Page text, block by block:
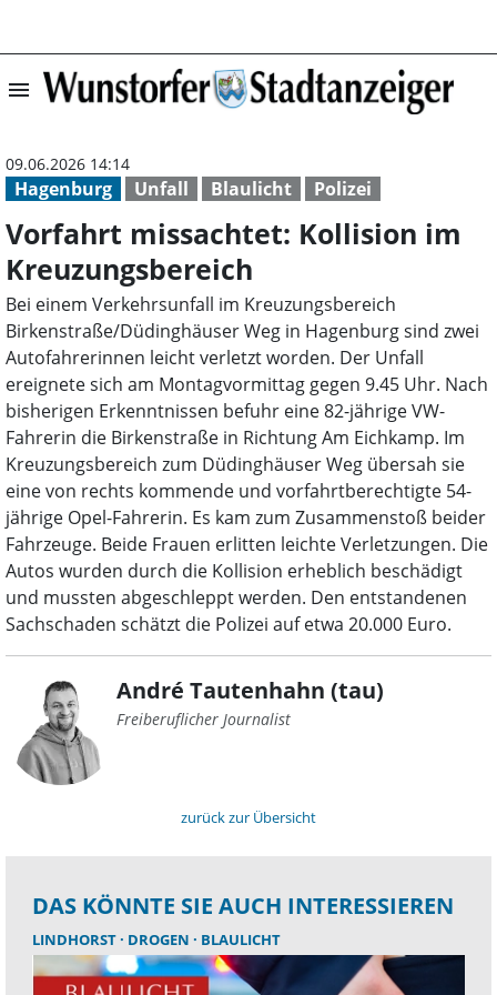
menu Vorfahrt
Hagenburg Unfall Blaulicht Polizei
09.06.2026 14:14
Vorfahrt missachtet: Kollision im
Kreuzungsbereich
Bei einem Verkehrsunfall im Kreuzungsbereich
Birkenstraße/Düdinghäuser Weg in Hagenburg sind zwei
Autofahrerinnen leicht verletzt worden. Der Unfall
ereignete sich am Montagvormittag gegen 9.45 Uhr. Nach
bisherigen Erkenntnissen befuhr eine 82-jährige VW-
Fahrerin die Birkenstraße in Richtung Am Eichkamp. Im
Kreuzungsbereich zum Düdinghäuser Weg übersah sie
eine von rechts kommende und vorfahrtberechtigte 54-
jährige Opel-Fahrerin. Es kam zum Zusammenstoß beider
Fahrzeuge. Beide Frauen erlitten leichte Verletzungen. Die
Autos wurden durch die Kollision erheblich beschädigt
und mussten abgeschleppt werden. Den entstandenen
Sachschaden schätzt die Polizei auf etwa 20.000 Euro.
André Tautenhahn (tau)
Freiberuflicher Journalist
zurück zur Übersicht
DAS KÖNNTE SIE AUCH INTERESSIEREN
LINDHORST DROGEN BLAULICHT